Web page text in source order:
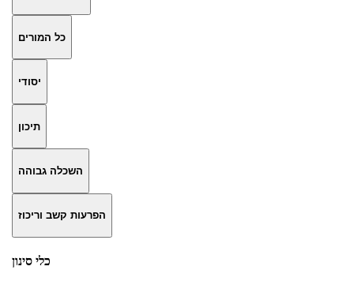
כל המורים
יסודי
תיכון
השכלה גבוהה
הפרעות קשב וריכוז
כלי סינון